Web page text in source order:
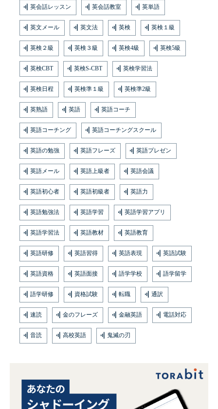
英会話レッスン 英会話教室 英単語
英文メール 英文法 英検 英検１級
英検２級 英検３級 英検4級 英検5級
英検CBT 英検S-CBT 英検学習法
英検日程 英検準１級 英検準2級
英熟語 英語 英語コーチ
英語コーチング 英語コーチングスクール
英語の勉強 英語フレーズ 英語プレゼン
英語メール 英語上級者 英語会議
英語初心者 英語初級者 英語力
英語勉強法 英語学習 英語学習アプリ
英語学習法 英語教材 英語教育
英語研修 英語習得 英語表現 英語試験
英語資格 英語面接 語学学校 語学留学
語学研修 資格試験 転職 通訳
速読 金のフレーズ 金融英語 電話対応
音読 高校英語 鬼滅の刃